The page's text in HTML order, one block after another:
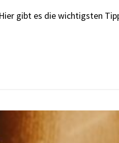
gibt es die wichtigsten